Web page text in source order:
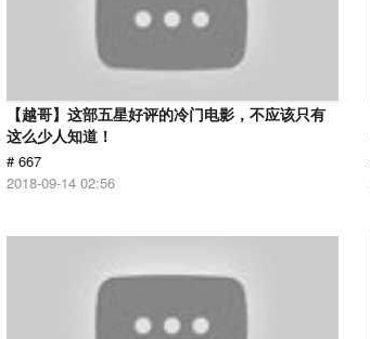
【越哥】这部五星好评的冷门电影，不应该只有
这么少人知道！
# 667
2018-09-14 02:56